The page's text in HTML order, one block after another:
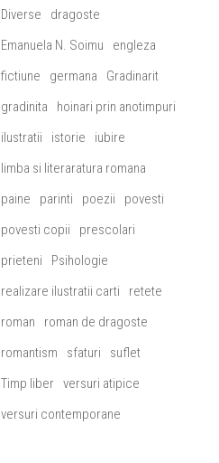
Diverse
dragoste
Emanuela N. Soimu
engleza
fictiune
germana
Gradinarit
gradinita
hoinari prin anotimpuri
ilustratii
istorie
iubire
limba si literaratura romana
paine
parinti poezii
povesti
povesti copii
prescolari
prieteni
Psihologie
realizare ilustratii carti
retete
roman
roman de dragoste
romantism
sfaturi
suflet
Timp liber versuri atipice
versuri contemporane